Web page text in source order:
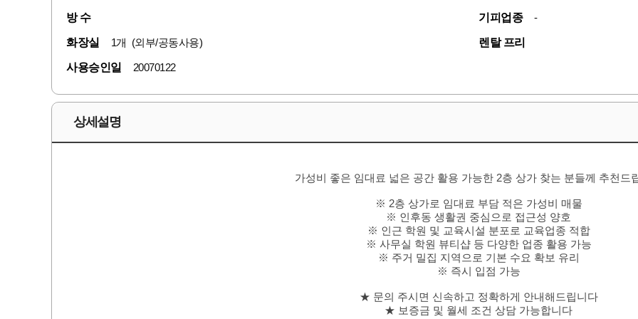
방 수 기피업종 -
화장실 1개 (외부/공동사용) 렌탈 프리
사용승인일 20070122
상세설명
가성비 좋은 임대료 넓은 공간 활용 가능한 2층 상가 찾는 분들께 추천드
※ 2층 상가로 임대료 부담 적은 가성비 매물
※ 인후동 생활권 중심으로 접근성 양호
※ 인근 학원 및 교육시설 분포로 교육업종 적합
※ 사무실 학원 뷰티샵 등 다양한 업종 활용 가능
※ 주거 밀집 지역으로 기본 수요 확보 유리
※ 즉시 입점 가능
★ 문의 주시면 신속하고 정확하게 안내해드립니다
★ 보증금 및 월세 조건 상담 가능합니다